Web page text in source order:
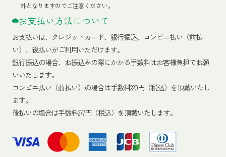
外となりますのでご注意ください。
お支払い方法について
お支払いは、クレジットカード、銀行振込、コンビニ払い（前払
い）、後払いがご利用いただけます。
銀行振込の場合、お振込みの際にかかる手数料はお客様負担でお願
いいたします。
コンビニ払い（前払い）の場合は手数料220円（税込）を頂戴いたし
ます。
後払いの場合は手数料277円（税込）を頂戴いたします。